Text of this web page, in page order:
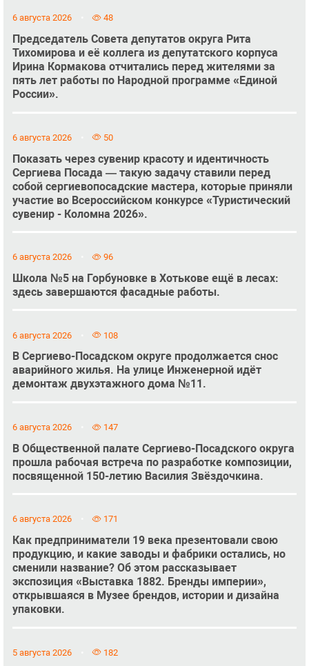
6 августа 2026 48
Председатель Совета депутатов округа Рита
Тихомирова и её коллега из депутатского корпуса
Ирина Кормакова отчитались перед жителями за
пять лет работы по Народной программе «Единой
России».
6 августа 2026 50
Показать через сувенир красоту и идентичность
Сергиева Посада — такую задачу ставили перед
собой сергиевопосадские мастера, которые приняли
участие во Всероссийском конкурсе «Туристический
сувенир - Коломна 2026».
6 августа 2026 96
Школа №5 на Горбуновке в Хотькове ещё в лесах:
здесь завершаются фасадные работы.
6 августа 2026 108
В Сергиево-Посадском округе продолжается снос
аварийного жилья. На улице Инженерной идёт
демонтаж двухэтажного дома №11.
6 августа 2026 147
В Общественной палате Сергиево-Посадского округа
прошла рабочая встреча по разработке композиции,
посвященной 150-летию Василия Звёздочкина.
6 августа 2026 171
Как предприниматели 19 века презентовали свою
продукцию, и какие заводы и фабрики остались, но
сменили название? Об этом рассказывает
экспозиция «Выставка 1882. Бренды империи»,
открывшаяся в Музее брендов, истории и дизайна
упаковки.
5 августа 2026 182